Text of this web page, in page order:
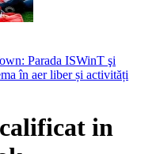
Parada ISWinT şi
în aer liber și activități
in